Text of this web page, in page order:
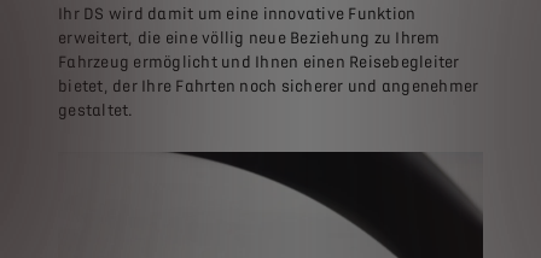
Die neue Funktion von DS Automobiles nutzt die
Ihr DS wird damit um eine innovative Funktion
erweitert, die eine völlig neue Beziehung zu Ihrem
Fahrzeug ermöglicht und Ihnen einen Reisebegleiter
bietet, der Ihre Fahrten noch sicherer und angenehmer
gestaltet.